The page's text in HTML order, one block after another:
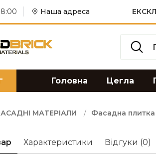
Наша адреса
Головна Цегла
МАТЕРІАЛИ Фасадна плитка
Характеристики Відгуки (0)